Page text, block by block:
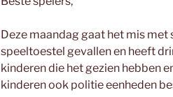
Deze maandag gaat het mis met
speeltoestel gevallen en heeft
kinderen die het gezien hebben
kinderen ook politie eenheden